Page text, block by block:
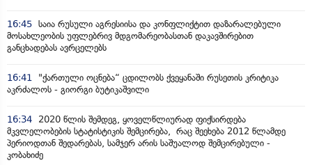
16:45 საია რუსული აგრესიისა და კონფლიქტით დაზარალებული
მოსახლეობის უფლებრივ მდგომარეობასთან დაკავშირებით
განცხადებას ავრცელებს
16:41
"ქართული ოცნება“ ცდილობს ქვეყანაში რუსეთის კრიტიკა
აკრძალოს - გიორგი ბუტიკაშვილი
16:34
2020 წლის შემდეგ, ყოველწლიურად ფიქსირდება
მკვლელობების სტატისტიკის შემცირება, რაც შეეხება 2012 წლამდე
პერიოდთან შედარებას, სამჯერ არის საშუალოდ შემცირებული -
კობახიძე